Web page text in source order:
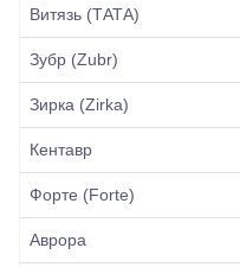
Витязь (ТАТА)
Зубр (Zubr)
Зирка (Zirka)
Кентавр
Форте (Forte)
Аврора